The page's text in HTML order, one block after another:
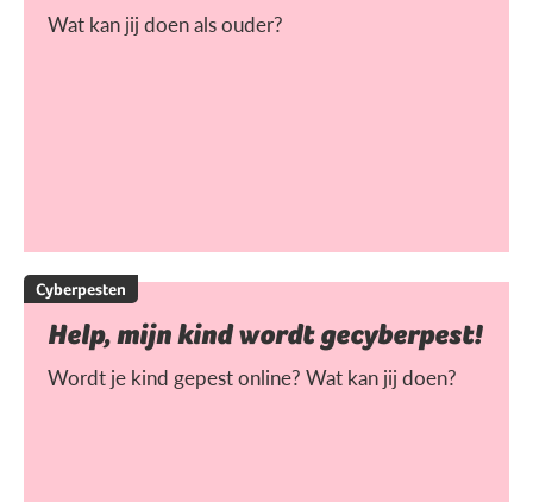
Wat kan jij doen als ouder?
Cyberpesten
Help, mijn kind wordt gecyberpest!
Wordt je kind gepest online? Wat kan jij doen?